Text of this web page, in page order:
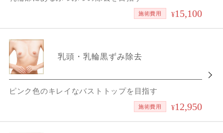
施術費用 ¥15,100
乳頭・乳輪黒ずみ除去
ピンク色のキレイなバストトップを目指す
施術費用 ¥12,950